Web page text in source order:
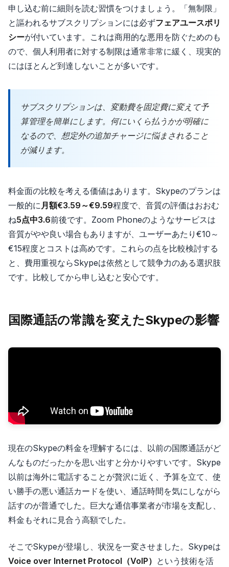
申し込む前に細則を読む習慣をつけましょう。「無制限」
と謳われるサブスクリプションには必ずフェアユースポリ
シーが付いています。これは商用的な悪用を防ぐためのも
ので、個人利用者に対する制限は通常非常に緩く、現実的
にはほとんど到達しないことが多いです。
サブスクリプションは、変動費を固定費に変えて予
算管理を簡単にします。何にいくら払うかが明確に
なるので、想定外の追加チャージに悩まされること
が減ります。
料金面の比較を考える価値はあります。Skypeのプランは
一般的に月額€3.59～€9.59程度で、音質の評価はおおむ
ね5点中3.6前後です。Zoom Phoneのようなサービスは
音質がやや良い場合もありますが、ユーザーあたり€10～
€15程度とコストは高めです。これらの点を比較検討する
と、費用重視ならSkypeは依然として競争力のある選択肢
です。比較してから申し込むと安心です。
国際通話の常識を変えたSkypeの影響
現在のSkypeの料金を理解するには、以前の国際通話がど
んなものだったかを思い出すと分かりやすいです。Skype
以前は海外に電話することが贅沢に近く、予算を立て、使
い勝手の悪い通話カードを使い、通話時間を気にしながら
話すのが普通でした。巨大な通信事業者が市場を支配し、
料金もそれに見合う高額でした。
そこでSkypeが登場し、状況を一変させました。Skypeは
Voice over Internet Protocol（VoIP） という技術を活